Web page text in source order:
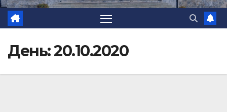
День:20.10.2020